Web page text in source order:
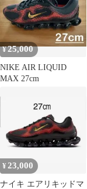
¥25,000
NIKE AIR LIQUID
MAX 27cm
¥ 23,000
ナイキ エアリキッドマ